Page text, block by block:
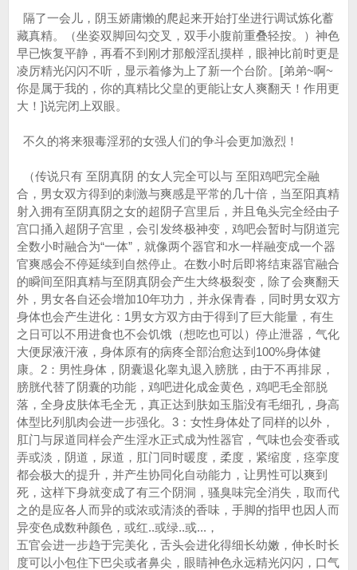
隔了一会儿，阴玉娇庸懒的爬起来开始打坐进行调试炼化蓄
藏真精。（坐姿双脚回勾交叉，双手小腹前重叠轻按。）神色
早已恢复平静，再看不到刚才那般淫乱摸样，眼神比前时更是
凌厉精光闪闪不听，显示着修为上了新一个台阶。[弟弟~啊~
你是属于我的，你的真精比父皇的更能让女人爽翻天！作用更
大！]说完闭上双眼。
不久的将来狠毒淫邪的女强人们的争斗会更加激烈！
（传说只有 至阴真阴 的女人完全可以与 至阳鸡吧完全融
合，男女双方得到的刺激与爽感是平常的几十倍，当至阳真精
射入拥有至阴真阴之女的超阴子宫里后，并且龟头完全经由子
宫口捅入超阴子宫里，会引发终极神变，鸡吧会暂时与阴道完
全数小时融合为“一体”，就像两个器官和水一样融变成一个器
官爽感会不停延续到自然停止。在数小时后即将结束器官融合
的瞬间至阳真精与至阴真阴会产生大终极裂变，除了会爽翻天
外，男女各自还会增加10年功力，并永保青春，同时男女双方
身体也会产生进化：1男女方双方由于得到了巨大能量，有生
之日可以不用进食也不会饥饿（想吃也可以）停止泄器，气化
大便尿液汗液，身体原有的病疼全部治愈达到100%身体健
康。2：男性身体，阴囊退化睾丸退入膀胱，由于不再排尿，
膀胱代替了阴囊的功能，鸡吧进化成金黄色，鸡吧毛全部脱
落，全身皮肤体毛全无，真正达到肤如玉脂没有毛细孔，身高
体型比列肌肉会进一步强化。3：女性身体处了同样的以外，
肛门与尿道同样会产生淫水正式成为性器官，气味也会变香或
弄或淡，阴道，尿道，肛门同时暖度，柔度，紧缩度，痉挛度
都会极大的提升，并产生协同化自动能力，让男性可以爽到
死，这样下身就变成了有三个阴洞，骚臭味完全消失，取而代
之的是应各人而异的或浓或清淡的香味，手脚的指甲也因人而
异变色成数种颜色，或红..或绿..或...，
五官会进一步趋于完美化，舌头会进化得细长幼嫩，伸长时长
度可以小包住下巴尖或者鼻尖，眼睛神色永远精光闪闪，口气